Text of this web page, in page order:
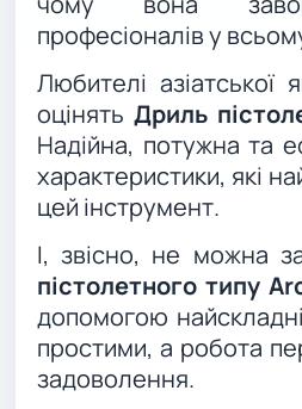
професіоналів у
Любителі азіатської
оцінять Дриль
Надійна, потужна та
характеристики, які
цей інструмент.
І, звісно, не можна
пістолетного типу
допомогою
простими, а робота
задоволення.